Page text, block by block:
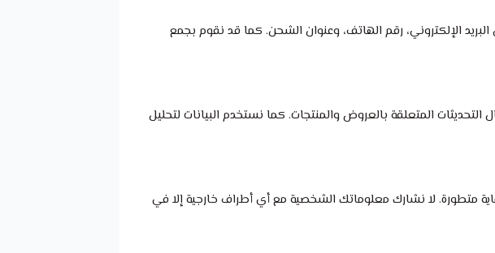
الإلكتروني، رقم الهاتف، وعنوان الشحن. كما قد نقوم بجمع
المتعلقة بالعروض والمنتجات. كما نستخدم البيانات لتحليل
متطورة. لا نشارك معلوماتك الشخصية مع أي أطراف خارجية إلا في